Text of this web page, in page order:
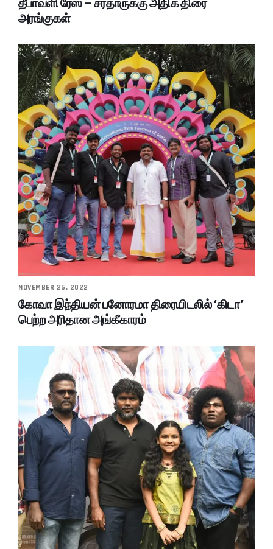
அரங்குகள்
NOVEMBER 25, 2022
கோவா இந்தியன் பனோரமா திரையிடலில் ‘கிடா’
பெற்ற அரிதான அங்கீகாரம்